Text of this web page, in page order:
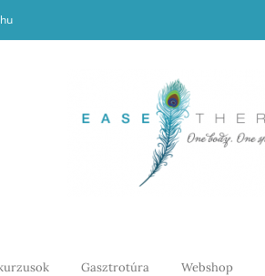
Gasztrotúra Webshop